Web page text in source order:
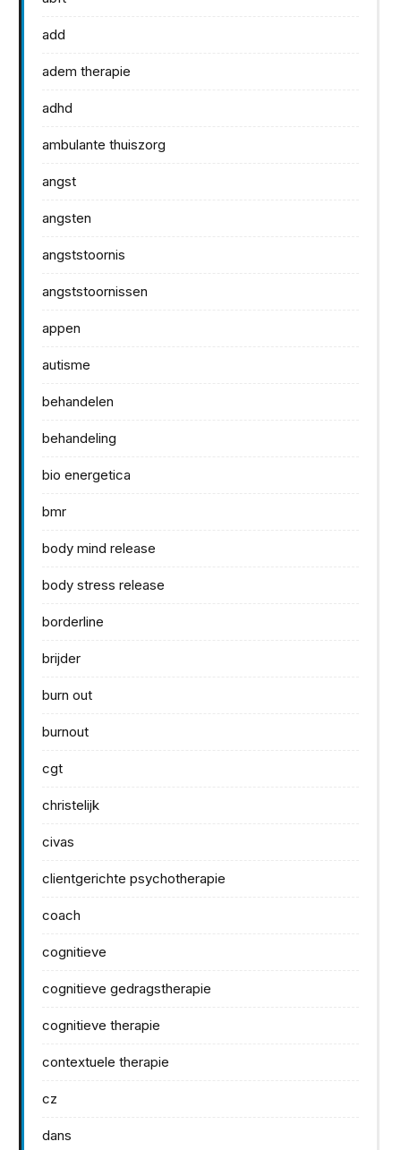
add
adem therapie
adhd
ambulante thuiszorg
angst
angsten
angststoornis
angststoornissen
appen
autisme
behandelen
behandeling
bio energetica
bmr
body mind release
body stress release
borderline
brijder
burn out
burnout
cgt
christelijk
civas
clientgerichte psychotherapie
coach
cognitieve
cognitieve gedragstherapie
cognitieve therapie
contextuele therapie
cz
dans